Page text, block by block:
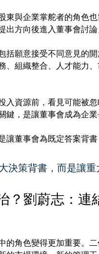
東與企業掌舵者的角色
出方向後進入董事會討論
括願意接受不同意見的
、組織整合、人才能力
資源前，看見可能被忽
，是讓董事會成為企業
讓董事會為既定答案背
策背書，而是讓重
？劉蔚志：連
的角色變得更加重要。